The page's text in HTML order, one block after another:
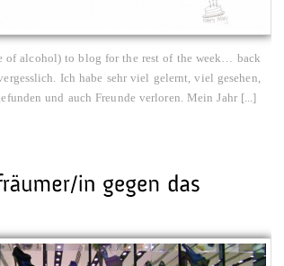
alcohol) to blog for the rest of the week… back
Ich habe sehr viel gelernt, viel gesehen,
und auch Freunde verloren. Mein Jahr [...]